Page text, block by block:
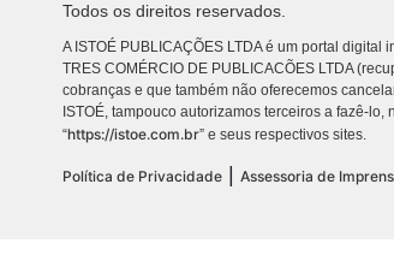
Todos os direitos reservados.
A ISTOÉ PUBLICAÇÕES LTDA é um portal
TRES COMÉRCIO DE PUBLICACÕES LTDA
cobranças e que também não oferecemos
ISTOÉ, tampouco autorizamos terceiros a fazê-
“https://istoe.com.br” e seus respectivos sites.
Política de Privacidade Assessoria de